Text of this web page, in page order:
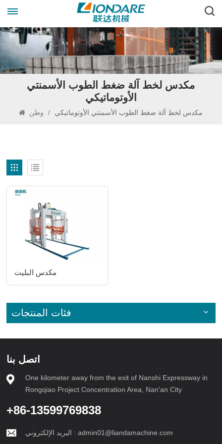
مكدس لخط آلة ضغط الطوب الأسمنتي
الأوتوماتيكي
/ مكدس لخط آلة ضغط الطوب الأسمنتي الأوتوماتيكي
مكدس البليت
فئات المنتجات
اتصل بنا
One kilometer away from the exit of Nanshi Expressway in
Rongqiao Project Concentration Area, Nan'an City
+86-13599769838
البريد الإلكتروني :admin01@liandamachine.com